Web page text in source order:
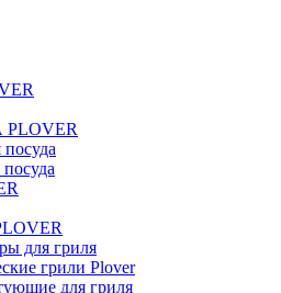
для гриля
грили Plover
для гриля